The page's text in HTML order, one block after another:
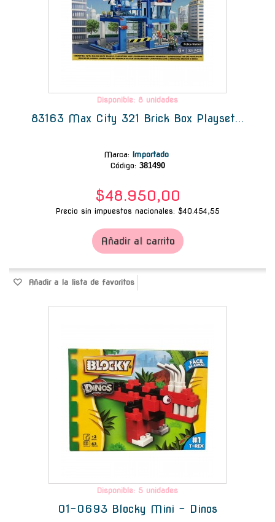
Disponible: 8 unidades
83163 Max City 321 Brick Box Playset...
Marca: Importado
Código: 381490
$48.950,00
Precio sin impuestos nacionales: $40.454,55
Añadir al carrito
Añadir a la lista de favoritos
Disponible: 5 unidades
01-0693 Blocky Mini - Dinos